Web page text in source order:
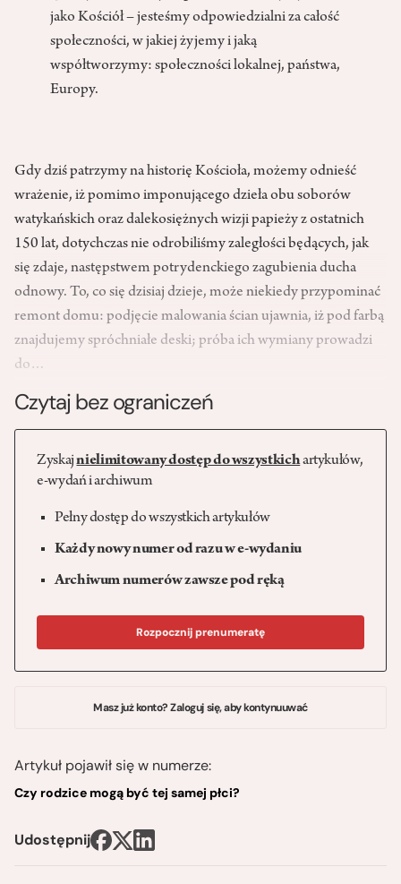
jako Kościół – jesteśmy odpowiedzialni za całość
społeczności, w jakiej żyjemy i jaką
współtworzymy: społeczności lokalnej, państwa,
Europy.
Gdy dziś patrzymy na historię Kościoła, możemy odnieść
wrażenie, iż pomimo imponującego dzieła obu soborów
watykańskich oraz dalekosiężnych wizji papieży z ostatnich
150 lat, dotychczas nie odrobiliśmy zaległości będących, jak
się zdaje, następstwem potrydenckiego zagubienia ducha
odnowy. To, co się dzisiaj dzieje, może niekiedy przypominać
remont domu: podjęcie malowania ścian ujawnia, iż pod farbą
znajdujemy spróchniałe deski; próba ich wymiany prowadzi
do…
Czytaj bez ograniczeń
Zyskajnielimitowany dostęp do wszystkichartykułów,
e-wydań i archiwum
Pełny dostęp do wszystkich artykułów
Każdy nowy numer od razu w e-wydaniu
Archiwum numerów zawsze pod ręką
Rozpocznij prenumeratę
Masz już konto? Zaloguj się, aby kontynuuwać
Artykuł pojawił się w numerze:
Czy rodzice mogą być tej samej płci?
Udostępnij